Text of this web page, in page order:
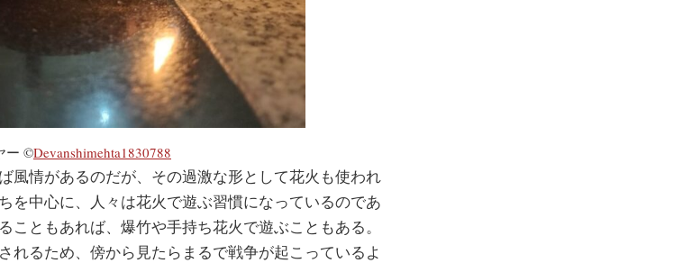
ー ©Devanshimehta1830788
風情があるのだが、その過激な形として花火も使われ
を中心に、人々は花火で遊ぶ習慣になっているのであ
こともあれば、爆竹や手持ち花火で遊ぶこともある。
れるため、傍から見たらまるで戦争が起こっているよ